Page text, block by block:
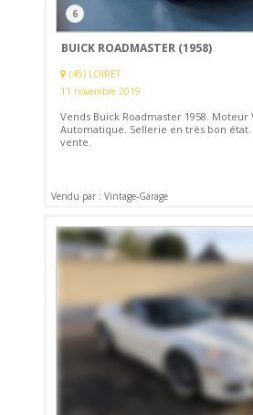
6
BUICK ROADMASTER (1958)
(45) LOIRET
11 novembre 2019
Vends Buick Roadmaster 1958. Moteur
Automatique. Sellerie en très bon état.
vente.
Vendu par : Vintage-Garage